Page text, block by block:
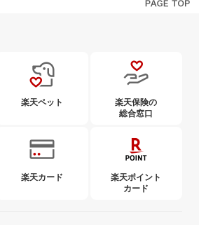
楽天ペット
楽天保険の
総合窓口
楽天カード
楽天ポイント
カード